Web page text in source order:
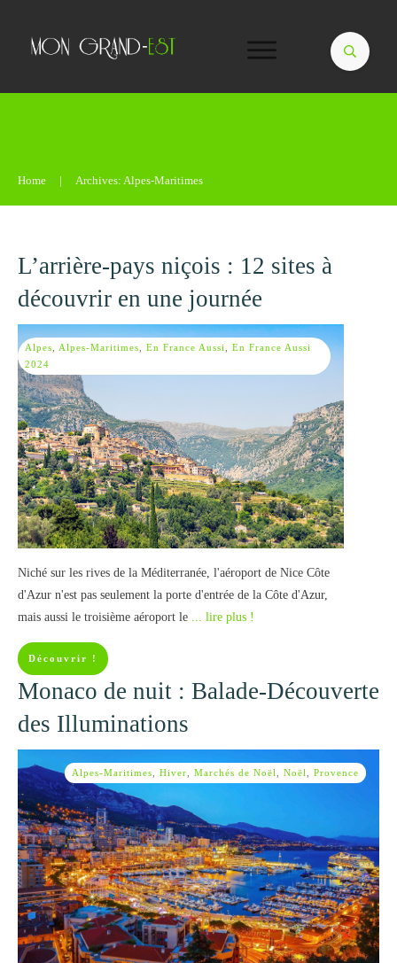
Home | Archives: Alpes-Maritimes
L’arrière-pays niçois : 12 sites à
découvrir en une journée
Alpes Alpes-Maritimes En France Aussi
En France Aussi
2024
Niché sur les rives de la Méditerranée, l'aéroport de Nice Côte
d'Azur n'est pas seulement la porte d'entrée de la Côte d'Azur,
mais aussi le troisième aéroport le ... lire plus !
Découvrir !
Monaco de nuit : Balade-Découverte
des Illuminations
Alpes-Maritimes Hiver Marchés de Noël Noël Provence